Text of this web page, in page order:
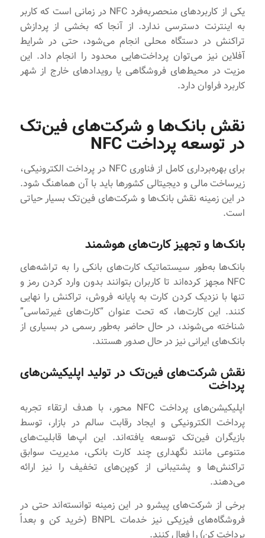
یکی از کاربردهای منحصربه‌فرد NFC در زمانی است که کاربر
به اینترنت دسترسی ندارد. از آنجا که بخشی از پردازش
تراکنش در دستگاه محلی انجام می‌شود، حتی در شرایط
آفلاین نیز می‌توان پرداخت‌هایی محدود را انجام داد. این
مزیت در محیط‌های فروشگاهی یا رویدادهای خارج از شهر
کاربرد فراوان دارد.
نقش بانک‌ها و شرکت‌های فین‌تک
در توسعه پرداخت NFC
برای بهره‌برداری کامل از فناوری NFC در پرداخت الکترونیکی،
زیرساخت مالی و دیجیتالی کشورها باید با آن هماهنگ شود.
در این زمینه نقش بانک‌ها و شرکت‌های فین‌تک بسیار حیاتی
است.
بانک‌ها و تجهیز کارت‌های هوشمند
بانک‌ها به‌طور سیستماتیک کارت‌های بانکی را به تراشه‌های
NFC مجهز کرده‌اند تا کاربران بتوانند بدون وارد کردن رمز و
تنها با نزدیک کردن کارت به پایانه فروش، تراکنش را نهایی
کنند. این کارت‌ها، که تحت عنوان “کارت‌های غیرتماسی”
شناخته می‌شوند، در حال حاضر به‌طور رسمی در بسیاری از
بانک‌های ایرانی نیز در حال صدور هستند.
نقش شرکت‌های فین‌تک در تولید اپلیکیشن‌های
پرداخت
اپلیکیشن‌های پرداخت NFC محور، با هدف ارتقاء تجربه
پرداخت الکترونیکی و ایجاد رقابت سالم در بازار، توسط
بازیگران فین‌تک توسعه یافته‌اند. این اپ‌ها قابلیت‌های
متنوعی مانند نگهداری چند کارت بانکی، مدیریت سوابق
تراکنش‌ها و پشتیبانی از کوپن‌های تخفیف را نیز ارائه
می‌دهند.
برخی از شرکت‌های پیشرو در این زمینه توانسته‌اند حتی در
فروشگاه‌های فیزیکی نیز خدمات BNPL (خرید کن و بعداً
پرداخت کن) را فعال کنند.